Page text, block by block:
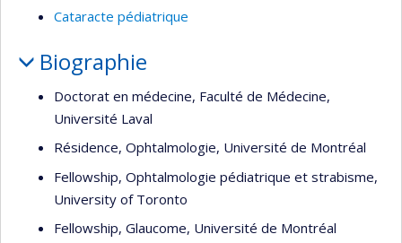
Cataracte pédiatrique
Biographie
Doctorat en médecine, Faculté de Médecine,
Université Laval
Résidence, Ophtalmologie, Université de Montréal
Fellowship, Ophtalmologie pédiatrique et strabisme,
University of Toronto
Fellowship, Glaucome, Université de Montréal